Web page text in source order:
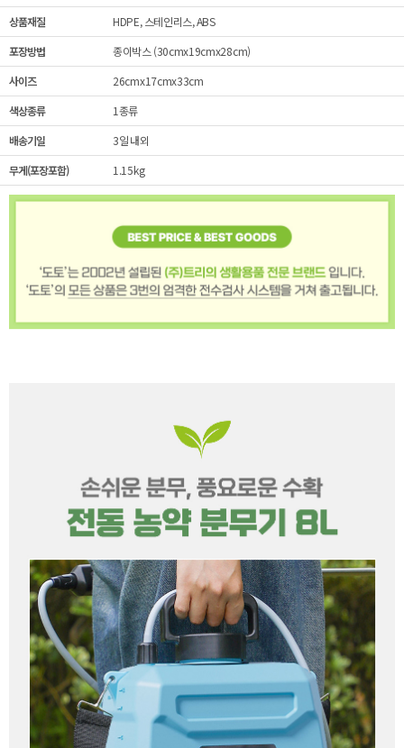
상품재질
HDPE, 스테인리스, ABS
포장방법
종이박스 (30cmx19cmx28cm)
사이즈
26cmx17cmx33cm
색상종류
1종류
배송기일
3일 내외
무게(포장포함)
1.15kg